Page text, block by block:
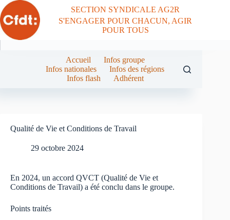
Passer
au
contenu
SECTION SYNDICALE AG2R
S'ENGAGER POUR CHACUN, AGIR
POUR TOUS
Accueil
Infos groupe
Infos nationales
Infos des régions
Infos flash
Adhérent
Qualité de Vie et Conditions de Travail
29 octobre 2024
En 2024, un accord QVCT (Qualité de Vie et
Conditions de Travail) a été conclu dans le groupe.
Points traités